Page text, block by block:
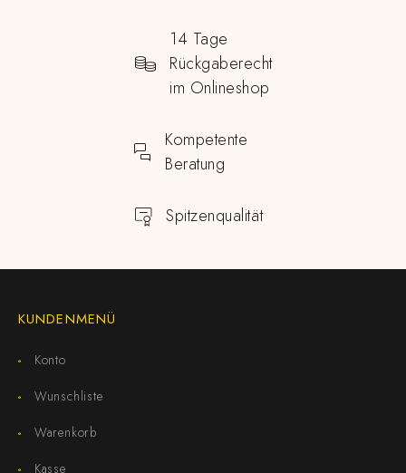
14 Tage
Rückgaberecht
im Onlineshop
Kompetente
Beratung
Spitzenqualität
KUNDENMENÜ
Konto
Wunschliste
Warenkorb
Kasse